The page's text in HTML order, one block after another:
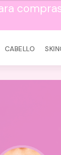
CABELLO